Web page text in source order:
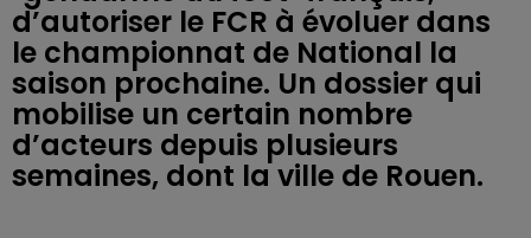
d’autoriser le FCR à évoluer dans
le championnat de National la
saison prochaine. Un dossier qui
mobilise un certain nombre
d’acteurs depuis plusieurs
semaines, dont la ville de Rouen.